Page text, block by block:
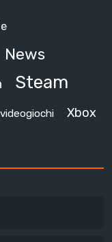
News
Steam
videogiochi Xbox